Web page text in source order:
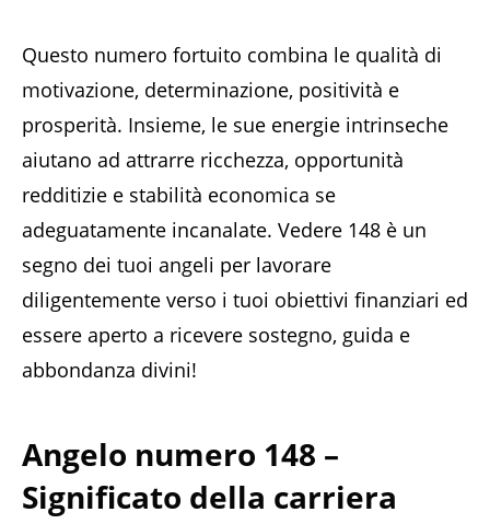
Questo numero fortuito combina le qualità di
motivazione, determinazione, positività e
prosperità. Insieme, le sue energie intrinseche
aiutano ad attrarre ricchezza, opportunità
redditizie e stabilità economica se
adeguatamente incanalate. Vedere 148 è un
segno dei tuoi angeli per lavorare
diligentemente verso i tuoi obiettivi finanziari ed
essere aperto a ricevere sostegno, guida e
abbondanza divini!
Angelo numero 148 –
Significato della carriera